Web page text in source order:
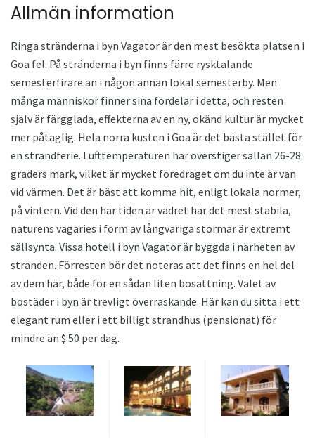
Allmän information
Ringa stränderna i byn Vagator är den mest besökta platsen i
Goa fel. På stränderna i byn finns färre rysktalande
semesterfirare än i någon annan lokal semesterby. Men
många människor finner sina fördelar i detta, och resten
själv är färgglada, effekterna av en ny, okänd kultur är mycket
mer påtaglig. Hela norra kusten i Goa är det bästa stället för
en strandferie. Lufttemperaturen här överstiger sällan 26-28
graders mark, vilket är mycket föredraget om du inte är van
vid värmen. Det är bäst att komma hit, enligt lokala normer,
på vintern. Vid den här tiden är vädret här det mest stabila,
naturens vagaries i form av långvariga stormar är extremt
sällsynta. Vissa hotell i byn Vagator är byggda i närheten av
stranden. Förresten bör det noteras att det finns en hel del
av dem här, både för en sådan liten bosättning. Valet av
bostäder i byn är trevligt överraskande. Här kan du sitta i ett
elegant rum eller i ett billigt strandhus (pensionat) för
mindre än $ 50 per dag.